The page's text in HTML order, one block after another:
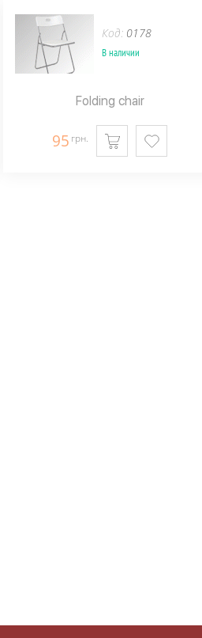
Код: 0178
В наличии
Folding chair
95 грн.